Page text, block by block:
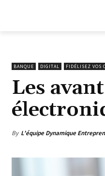
BANQUE DIGITAL FIDÉLISEZ VOS
Les
By L'équipe Dynamique